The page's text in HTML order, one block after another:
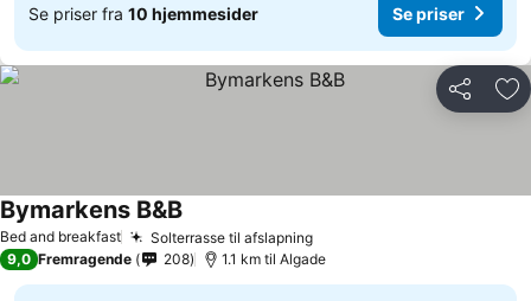
Se priser fra 10 hjemmesider Se priser
Del
Bed and breakfast Solterrasse til afslapning
Bymarkens B&B
9,0 Fremragende 208 1.1 km til Algade